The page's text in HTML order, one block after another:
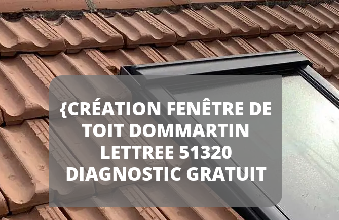
{CRÉATION FENÊTRE DE
TOIT DOMMARTIN
LETTREE 51320
DIAGNOSTIC GRATUIT